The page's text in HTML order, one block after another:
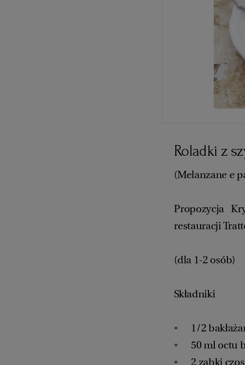
Roladki z
(Melanzane e
Propozycja
restauracji
(dla 1-2 osób)
Składniki
1/2
50 ml octu
2 ząbki